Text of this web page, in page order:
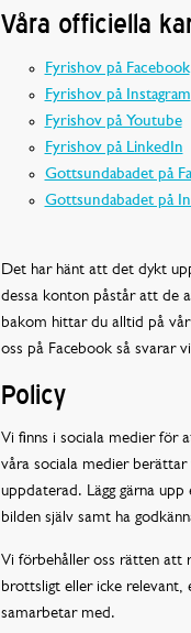
Våra officiella
Fyrishov på Facebook
Fyrishov på Instagram
Fyrishov på Youtube
Fyrishov på LinkedIn
Gottsundabadet på
Gottsundabadet på
Det har hänt att det dykt
dessa konton påstår att de
bakom hittar du alltid på
oss på Facebook så svarar
Policy
Vi finns i sociala medier för
våra sociala medier
uppdaterad. Lägg gärna
bilden själv samt ha
Vi förbehåller oss rätten att
brottsligt eller icke relevant,
samarbetar med.